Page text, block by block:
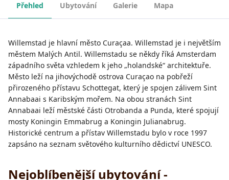
Přehled Ubytování Galerie Mapa
Willemstad je hlavní město Curaçaa. Willemstad je i největším
městem Malých Antil. Willemstadu se někdy říká Amsterdam
západního světa vzhledem k jeho „holandské“ architektuře.
Město leží na jihovýchodě ostrova Curaçao na pobřeží
přirozeného přístavu Schottegat, který je spojen zálivem Sint
Annabaai s Karibským mořem. Na obou stranách Sint
Annabaai leží městské části Otrobanda a Punda, které spojují
mosty Koningin Emmabrug a Koningin Julianabrug.
Historické centrum a přístav Willemstadu bylo v roce 1997
zapsáno na seznam světového kulturního dědictví UNESCO.
Nejoblíbenější ubytování -